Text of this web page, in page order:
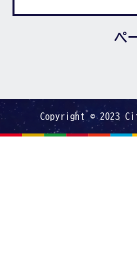
ペ
Copyright © 2023